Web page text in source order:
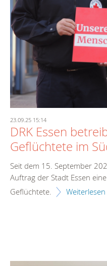
23.09.25 15:14
DRK Essen
Geflüchtete im
Seit dem 15. September
Auftrag der Stadt Essen
Geflüchtete.
Weiterlesen